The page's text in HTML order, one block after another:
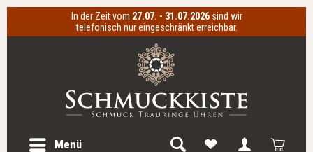
In der Zeit vom 27.07. - 31.07.2026 sind wir
telefonisch nur eingeschränkt erreichbar.
Menü